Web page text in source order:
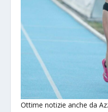
Ottime notizie anche da